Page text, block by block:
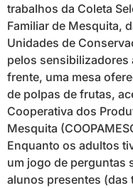
trabalhos da Coleta
Familiar de Mesquita,
Unidades de
pelos sensibilizadores
frente, uma mesa
de polpas de frutas,
Cooperativa dos
Mesquita
Enquanto os adultos
um jogo de perguntas
alunos presentes (das